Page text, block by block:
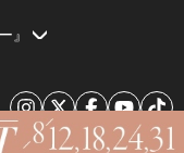
』
Tokyo Calendar, Inc.